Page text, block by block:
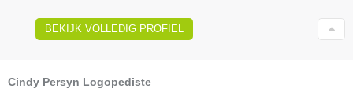
BEKIJK VOLLEDIG PROFIEL
Cindy Persyn Logopediste